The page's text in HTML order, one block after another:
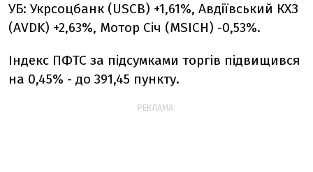
УБ: Укрсоцбанк (USCB) +1,61%, Авдіївський КХЗ
(AVDK) +2,63%, Мотор Січ (MSICH) -0,53%.
Індекс ПФТС за підсумками торгів підвищився
на 0,45% - до 391,45 пункту.
РЕКЛАМА: